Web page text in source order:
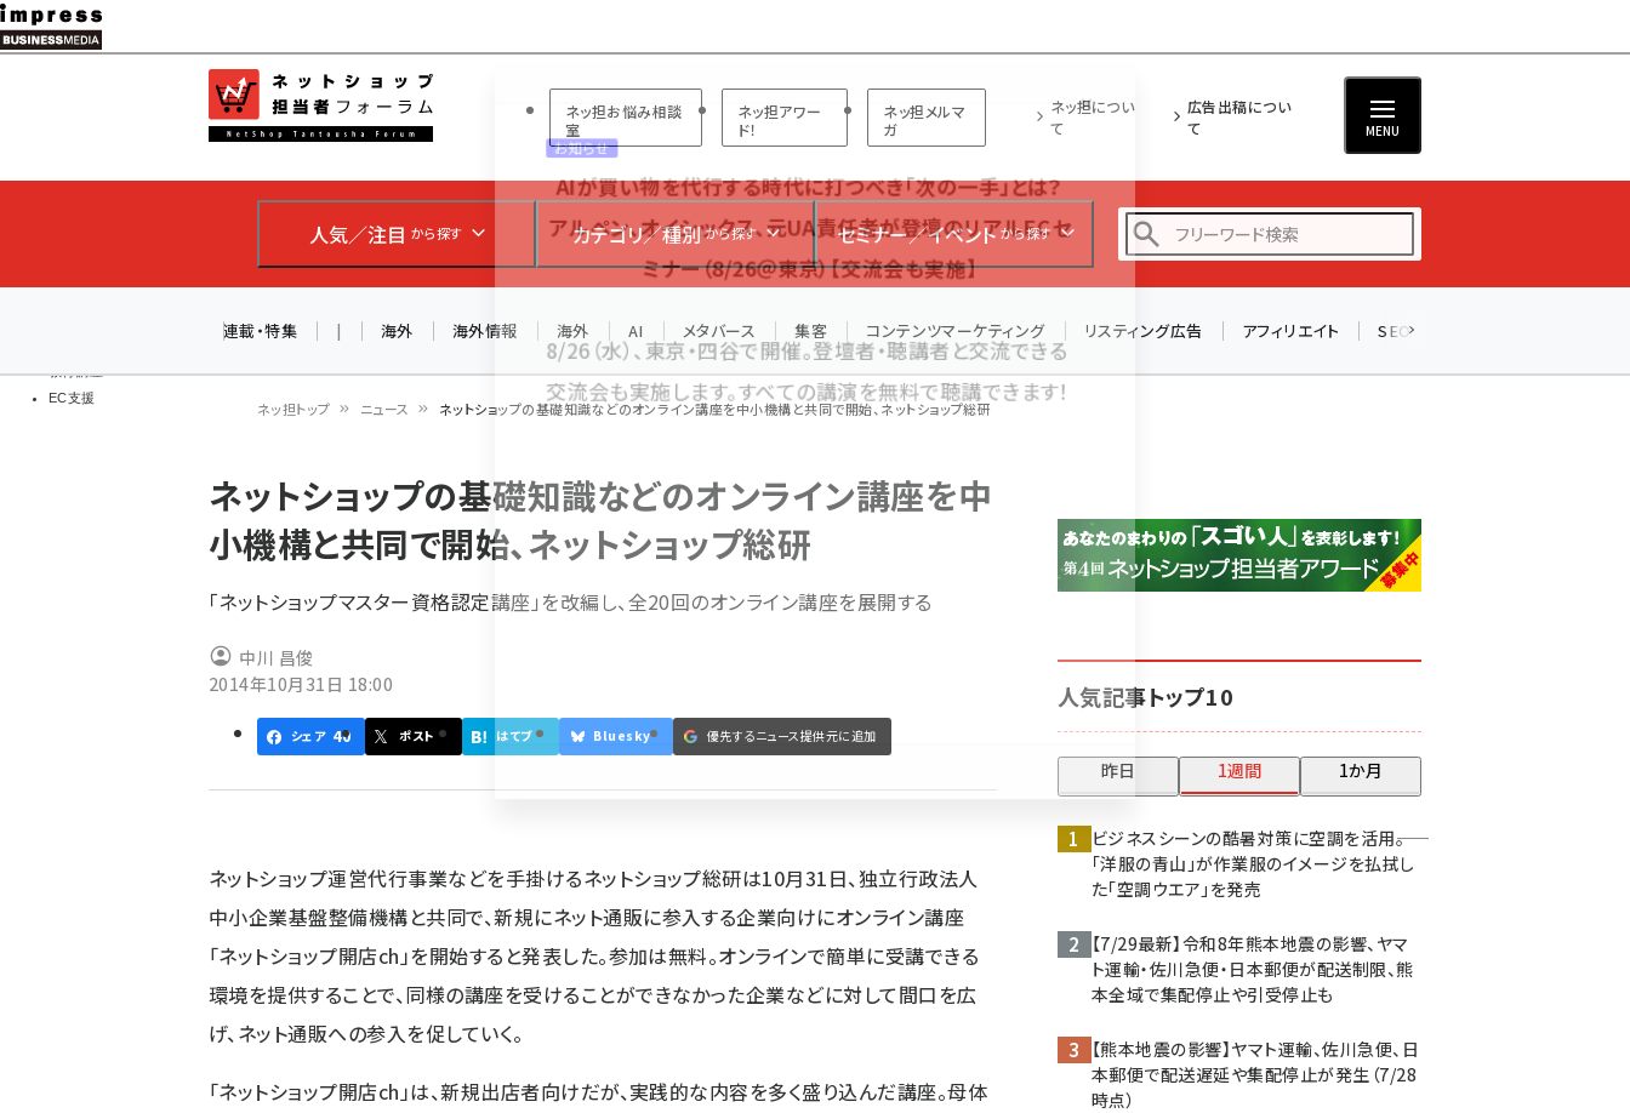
メ
イ
ン
ツ
移
教育講座
EC支援
ネットショップ担当者フォーラム
ネッ担お悩み相談
室
ネッ担アワー
ド！
ネッ担メルマ
ガ
ネッ担につい
て
広告出稿につい
て
MENU
人気／注目 から探す カテゴリ／種別 から探す セミナー／イベント から探す
アスクル (1112)
base (1068)
連載・特集 | 海外 海外情報 海外 AI メタバース 集客 コンテンツマーケティング リスティング広告 アフィリエイト SEO
ン
く
ず
ネッ担トップ ニュース ネットショップの基礎知識などのオンライン講座を中小機構と共同で開始、ネットショップ総研
ネットショップの基礎知識などのオンライン講座を中
小機構と共同で開始、ネットショップ総研
「ネットショップマスター資格認定講座」を改編し、全20回のオンライン講座を展開する
中川 昌俊
2014年10月31日 18:00
シェア 40 ポスト はてブ Bluesky 優先するニュース提供元に追加
ネットショップ運営代行事業などを手掛けるネットショップ総研は10月31日、独立行政法人
中小企業基盤整備機構と共同で、新規にネット通販に参入する企業向けにオンライン講座
「ネットショップ開店ch」を開始すると発表した。参加は無料。オンラインで簡単に受講できる
環境を提供することで、同様の講座を受けることができなかった企業などに対して間口を広
げ、ネット通販への参入を促していく。
「ネットショップ開店ch」は、新規出店者向けだが、実践的な内容を多く盛り込んだ講座。母体
人気記事トップ10
昨日 1週間 1か月
ビジネスシーンの酷暑対策に空調を活用――。
「洋服の青山」が作業服のイメージを払拭し
た「空調ウエア」を発売
【7/29最新】令和8年熊本地震の影響、ヤマ
ト運輸・佐川急便・日本郵便が配送制限、熊
本全域で集配停止や引受停止も
【熊本地震の影響】ヤマト運輸、佐川急便、日
本郵便で配送遅延や集配停止が発生（7/28
時点）
お知らせ
AIが買い物を代行する時代に打つべき「次の一手」とは？
アルペン、オイシックス、元UA責任者が登壇のリアルECセ
ミナー（8/26＠東京）【交流会も実施】
8/26（水）、東京・四谷で開催。登壇者・聴講者と交流できる
交流会も実施します。すべての講演を無料で聴講できます！